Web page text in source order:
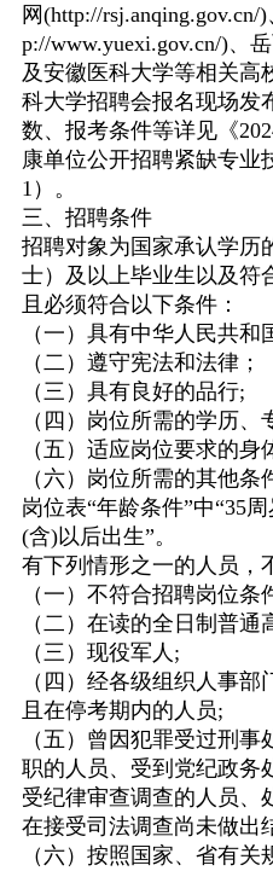
网(http://rsj.anqing.gov.cn/)
p://www.yuexi.gov.cn/)、
及安徽医科大学等相关高
科大学招聘会报名现场发
数、报考条件等详见《
康单位公开招聘紧缺专业
1 ）。
三、招聘条件
招聘对象为国家承认学历
士）及以上毕业生以及符
且必须符合以下条件：
（一）具有中华人民共和
（二）遵守宪法和法律；
（三）具有良好的品行;
（四）岗位所需的学历
（五）适应岗位要求的身
（六）岗位所需的其他条
岗位表“年龄条件”中“35
(含)以后出生”。
有下列情形之一的人员，
（一）不符合招聘岗位条
（二）在读的全日制普通
（三）现役军人 ;
（四）经各级组织人事
且在停考期内的人员;
（五）曾因犯罪受过刑
职的人员、受到党纪政务
受纪律审查调查的人员、
在接受司法调查尚未做出
（六）按照国家、省有